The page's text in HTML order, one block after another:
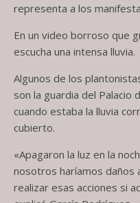
representa a los
En un video borroso que
escucha una intensa lluvia.
Algunos de los
son la guardia del Palacio
cuando estaba la lluvia
cubierto.
«Apagaron la luz en la
nosotros haríamos daños
realizar esas acciones si